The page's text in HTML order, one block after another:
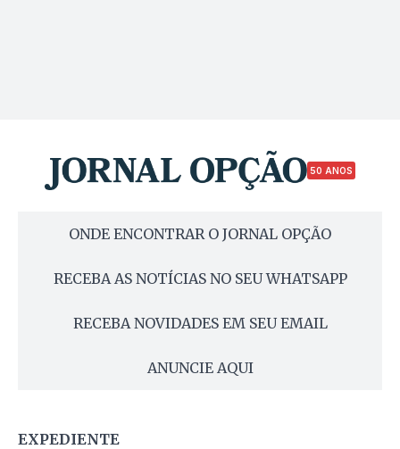
50 ANOS
ONDE ENCONTRAR O JORNAL OPÇÃO
RECEBA AS NOTÍCIAS NO SEU WHATSAPP
RECEBA NOVIDADES EM SEU EMAIL
ANUNCIE AQUI
EXPEDIENTE